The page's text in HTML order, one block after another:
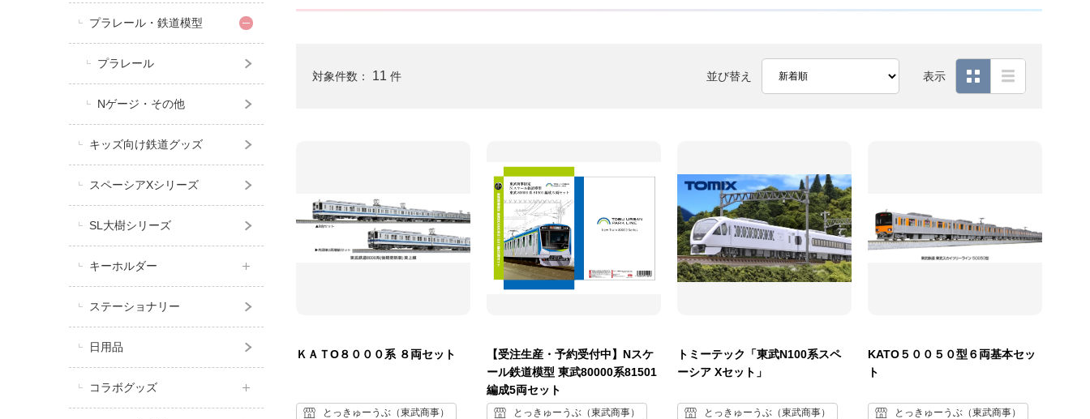
プラレール・鉄道模型
プラレール
Nゲージ・その他
キッズ向け鉄道グッズ
スペーシアXシリーズ
SL大樹シリーズ
キーホルダー
ステーショナリー
日用品
コラボグッズ
表示
並び替え
対象件数： 11 件
ＫＡＴО８０００系 ８両セット
とっきゅーうぶ（東武商事）
【受注生産・予約受付中】Nスケ
ール鉄道模型 東武80000系81501
編成5両セット
とっきゅーうぶ（東武商事）
トミーテック「東武N100系スペ
ーシア Xセット」
とっきゅーうぶ（東武商事）
KATO５００５０型６両基本セッ
ト
とっきゅーうぶ（東武商事）